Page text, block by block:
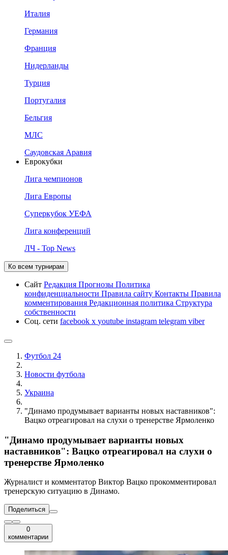
Италия
Германия
Франция
Нидерланды
Турция
Португалия
Бельгия
МЛС
Саудовская Аравия
Еврокубки
Лига чемпионов
Лига Европы
Суперкубок УЕФА
Лига конференций
ЛЧ - Top News
Ко всем турнирам
Сайт Редакция Прогнозы Политика
конфиденциальности Правила сайту Контакты Правила
комментирования Редакционная политика Структура
собственности
Соц. сети facebook x youtube instagram telegram viber
Футбол 24
Новости футбола
Украина
"Динамо продумывает варианты новых наставников":
Вацко отреагировал на слухи о тренерстве Ярмоленко
"Динамо продумывает варианты новых
наставников": Вацко отреагировал на слухи о
тренерстве Ярмоленко
Журналист и комментатор Виктор Вацко прокомментировал
тренерскую ситуацию в Динамо.
Поделиться
0
комментарии